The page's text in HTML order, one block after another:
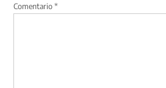
Comentario*